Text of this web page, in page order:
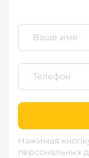
Нажимая
персональных